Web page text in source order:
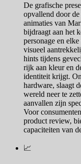
De grafische
opvallend door
animaties van
bijdraagt aan het
personage en
visueel
hints tijdens
rijk aan kleur en
identiteit krijgt.
hardware, slaagt
wereld neer te
aanvallen zijn
Voor
product review,
capaciteiten van
📈